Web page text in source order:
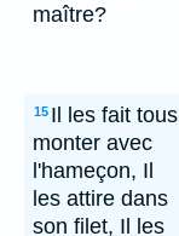
maître?
15 Il les fait tous
monter avec
l'hameçon, Il
les attire dans
son filet, Il les